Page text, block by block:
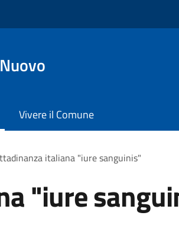
Vivere il Comune
italiana "iure sanguinis"
"iure